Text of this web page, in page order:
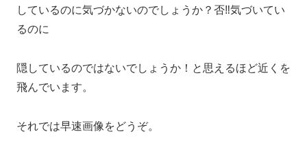
しているのに気づかないのでしょうか？否‼気づいてい
るのに
隠しているのではないでしょうか！と思えるほど近くを
飛んでいます。
それでは早速画像をどうぞ。